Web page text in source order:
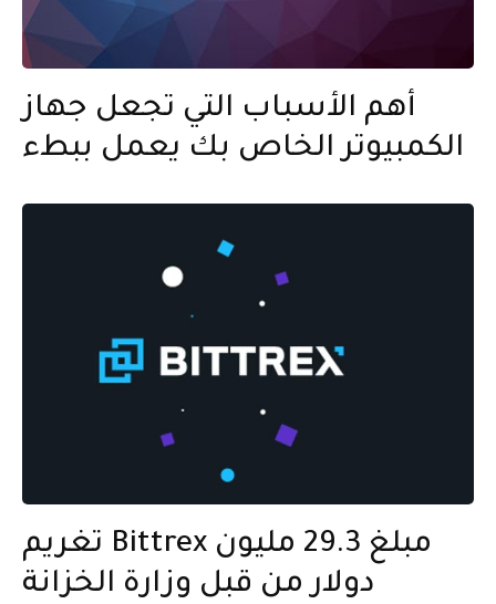
أهم الأسباب التي تجعل جهاز
الكمبيوتر الخاص بك يعمل ببطء
تغريم Bittrex مبلغ 29.3 مليون
دولار من قبل وزارة الخزانة